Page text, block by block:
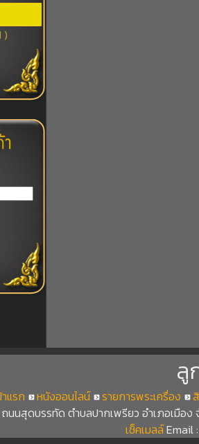
)
ลู
แรก หนังออนไลน์ รายการพระเครื่อง
ถนนสุดบรรทัด ตำบลปากเพรียว อำเภอเมือ
เช็คเมลล์Email